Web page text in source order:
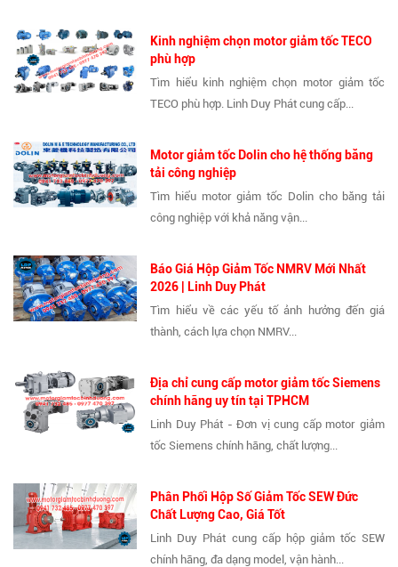
Kinh nghiệm chọn motor giảm tốc TECO
phù hợp
Tìm hiểu kinh nghiệm chọn motor giảm tốc
TECO phù hợp. Linh Duy Phát cung cấp...
Motor giảm tốc Dolin cho hệ thống băng
tải công nghiệp
Tìm hiểu motor giảm tốc Dolin cho băng tải
công nghiệp với khả năng vận...
Báo Giá Hộp Giảm Tốc NMRV Mới Nhất
2026 | Linh Duy Phát
Tìm hiểu về các yếu tố ảnh hưởng đến giá
thành, cách lựa chọn NMRV...
Địa chỉ cung cấp motor giảm tốc Siemens
chính hãng uy tín tại TPHCM
Linh Duy Phát - Đơn vị cung cấp motor giảm
tốc Siemens chính hãng, chất lượng...
Phân Phối Hộp Số Giảm Tốc SEW Đức
Chất Lượng Cao, Giá Tốt
Linh Duy Phát cung cấp hộp giảm tốc SEW
chính hãng, đa dạng model, vận hành...